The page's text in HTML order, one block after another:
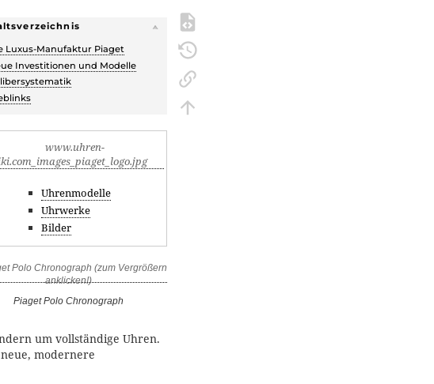
Luxus-Manufaktur Piaget
Investitionen und Modelle
Uhrenmodelle
Uhrwerke
Bilder
Piaget Polo Chronograph
um vollständige Uhren.
modernere